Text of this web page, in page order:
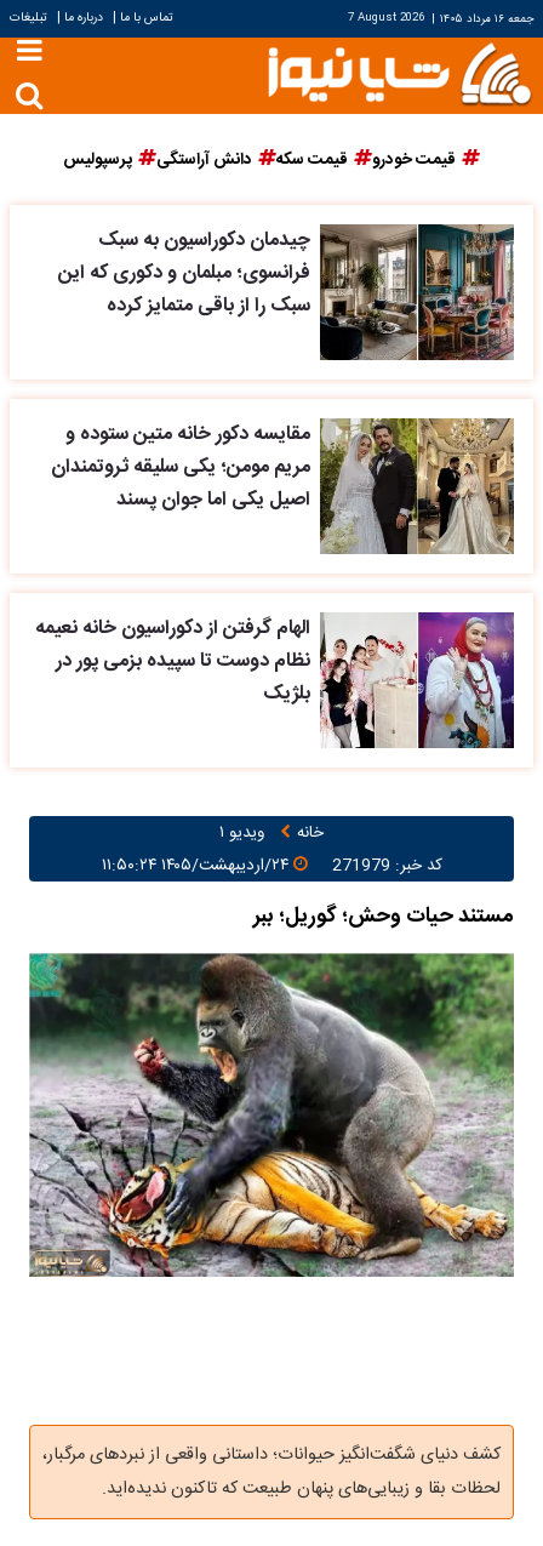
جمعه ۱۶ مرداد ۱۴۰۵ |
7 August 2026 تماس با ما | درباره ما | تبلیغات
قیمت خودرو قیمت سکه دانش آراستگی پرسپولیس
چیدمان دکوراسیون به سبک
فرانسوی؛ مبلمان و دکوری که این
سبک را از باقی متمایز کرده
مقایسه دکور خانه متین ستوده و
مریم مومن؛ یکی سلیقه ثروتمندان
اصیل یکی اما جوان پسند
الهام گرفتن از دکوراسیون خانه نعیمه
نظام دوست تا سپیده بزمی پور در
بلژیک
خانه
ویدیو ۱
کد خبر: 271979
۲۴/اردیبهشت/۱۴۰۵ ۱۱:۵۰:۲۴
مستند حیات وحش؛ گوریل؛ ببر
کشف دنیای شگفت‌انگیز حیوانات؛ داستانی واقعی از نبردهای مرگبار،
لحظات بقا و زیبایی‌های پنهان طبیعت که تاکنون ندیده‌اید.